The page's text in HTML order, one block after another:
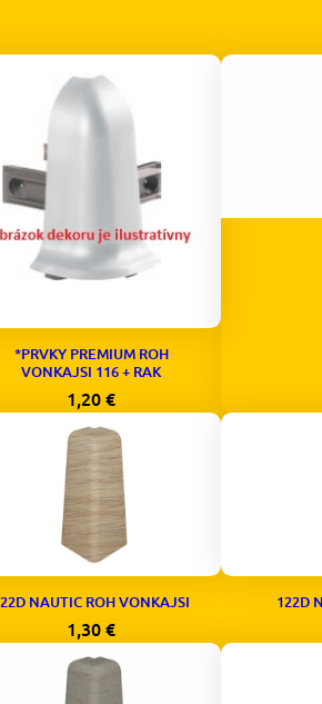
*PRVKY PREMIUM ROH
VONKAJSI 116 + RAK
1,20€
227D
NAUTIC ROH VONKAJSI
1,30€
122D